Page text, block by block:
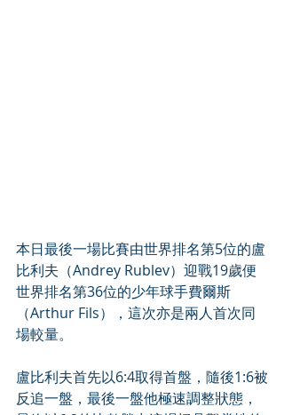
本日最後一場比賽由世界排名第5位的盧
比利夫（Andrey Rublev）迎戰19歲便
世界排名第36位的少年球手費爾斯
（Arthur Fils），這次亦是兩人首次同
場較量。
盧比利夫首先以6:4取得首盤，隨後1:6被
反追一盤，最後一盤他極速調整狀態，